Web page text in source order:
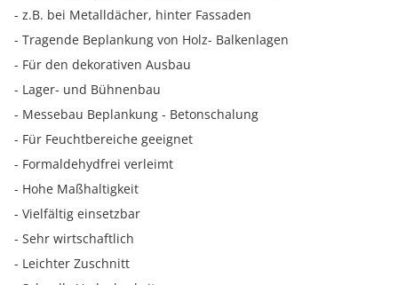
- z.B. bei Metalldächer, hinter Fassaden
- Tragende Beplankung von Holz- Balkenlagen
- Für den dekorativen Ausbau
- Lager- und Bühnenbau
- Messebau Beplankung - Betonschalung
- Für Feuchtbereiche geeignet
- Formaldehydfrei verleimt
- Hohe Maßhaltigkeit
- Vielfältig einsetzbar
- Sehr wirtschaftlich
- Leichter Zuschnitt